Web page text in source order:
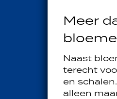
Meer
Naast
terecht
en
alleen